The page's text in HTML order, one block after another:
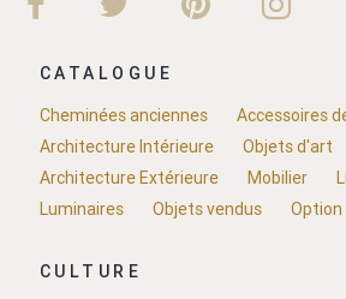
CATALOGUE
Cheminées anciennes
Accessoires
Architecture Intérieure
Objets d'art
Architecture Extérieure
Mobilier
Luminaires
Objets vendus
CULTURE